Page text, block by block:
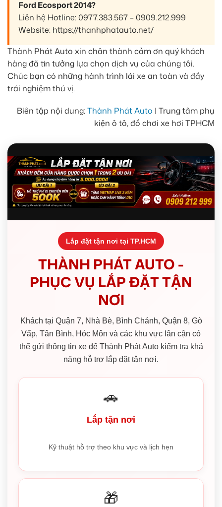
Ford Ecosport 2014?
Liên hệ Hotline: 0977.383.567 – 0909.212.999
Website: https://thanhphatauto.net/
Thành Phát Auto xin chân thành cảm ơn quý khách
hàng đã tin tưởng lựa chọn dịch vụ của chúng tôi.
Chúc bạn có những hành trình lái xe an toàn và đầy
trải nghiệm thú vị.
Biên tập nội dung:Thành Phát Auto | Trung tâm phụ
kiện ô tô, đồ chơi xe hơi TPHCM
Lắp đặt tận nơi tại TP.HCM
THÀNH PHÁT AUTO -
PHỤC VỤ LẮP ĐẶT TẬN
NƠI
Khách tại Quận 7, Nhà Bè, Bình Chánh, Quận 8, Gò
Vấp, Tân Bình, Hóc Môn và các khu vực lân cận có
thể gửi thông tin xe để Thành Phát Auto kiểm tra khả
năng hỗ trợ lắp đặt tận nơi.
🚗
Lắp tận nơi
Kỹ thuật hỗ trợ theo khu vực và lịch hẹn
🎁